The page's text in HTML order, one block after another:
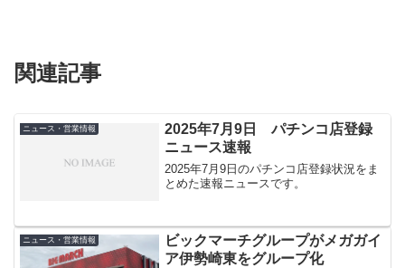
関連記事
ニュース・営業情報
2025年7月9日 パチンコ店登録
ニュース速報
2025年7月9日のパチンコ店登録状況をま
とめた速報ニュースです。
ニュース・営業情報
ビックマーチグループがメガガイ
ア伊勢崎東をグループ化